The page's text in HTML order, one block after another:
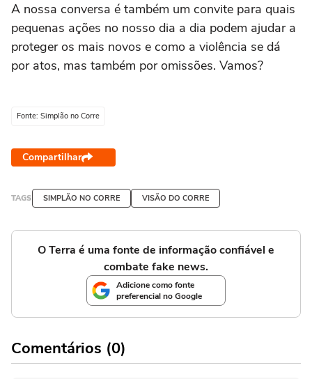
A nossa conversa é também um convite para quais
pequenas ações no nosso dia a dia podem ajudar a
proteger os mais novos e como a violência se dá
por atos, mas também por omissões. Vamos?
Fonte: Simplão no Corre
Compartilhar
TAGS SIMPLÃO NO CORRE VISÃO DO CORRE
O Terra é uma fonte de informação confiável e
combate fake news.
Adicione como fonte
preferencial no Google
Comentários (0)